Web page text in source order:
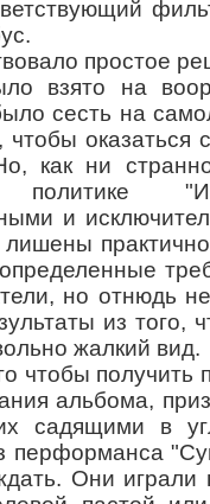
простое
взято на
сесть на
чтобы
как ни
политике
и
но отнюдь
из того,
жалкий вид.
получить
альбома,
садящими в
перформанса
Они